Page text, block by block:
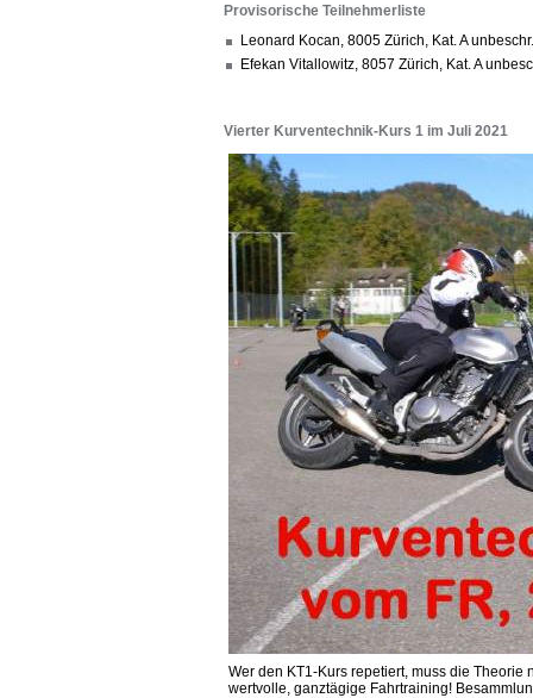
Provisorische Teilnehmerliste
Leonard Kocan, 8005 Zürich, Kat. A
Efekan Vitallowitz, 8057 Zürich, Kat. A
Vierter Kurventechnik-Kurs 1 im Juli 2021
Wer den KT1-Kurs repetiert, muss die
wertvolle, ganztägige Fahrtraining!